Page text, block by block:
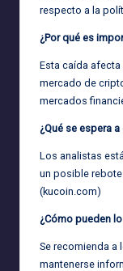
respecto a la
¿Por qué es
Esta caída
mercado de
mercados
¿Qué se espera
Los analistas
un posible
(kucoin.com)
¿Cómo pueden
Se recomienda a
mantenerse